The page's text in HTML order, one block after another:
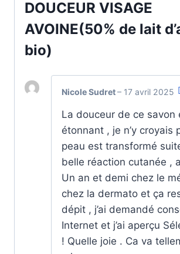
DOUCEUR VISAGE
AVOINE(50% de lait
bio)
Nicole Sudret– 17 avril 2025
La douceur de ce savon
étonnant , je n’y croyais
peau est transformé
belle réaction cutanée ,
Un an et demi chez le
chez la dermato et ça
dépit , j’ai demandé
Internet et j’ai aperçu
! Quelle joie . Ca va